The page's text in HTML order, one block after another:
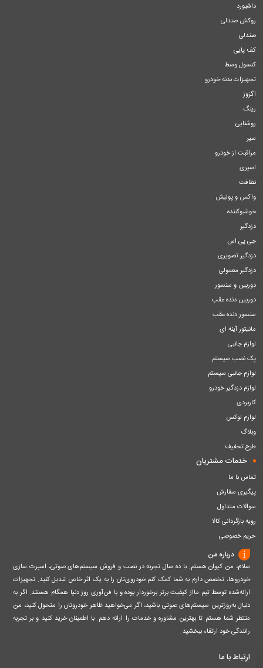
داشبورد
روکش صندلی
صندلی
کف پایی
کنسول وسط
تجهیزات بدنه خودرو
اگزوز
رینگ
روشنایی
سپر
مراقبت از خودرو
اسپری
نظافت
واکس و پولیش
خوشبوکننده
دزدگیر
جی پی اس
دزدگیر تصویری
دزدگیر معمولی
دوربین و سنسور
دوربین دنده عقب
سنسور دنده عقب
مانیتور آینه ای
لوازم جانبی
پک نصب سیستم
لوازم جانبی سیستم
لوازم دزدگیر خودرو
کاربردی
لوازم لوکس
وبلاگ
طرح تخفیف
خدمات مشتریان
تماس با ما
پیگیری سفارش
سوالات متداول
رویه بازگردانی کالا
حریم خصوصی
درباره من
سلام، من کیوان هستم. با ده سال تجربه در نصب و فروش سیستم‌های صوتی، اسپرت سازی
خودروها، تخصص دارم به شما کمک کنم خودروی‌تان را به یک اثر خاص تبدیل کنید. تجهیزات
ارائه‌شده توسط تیم مااز کیفیت برتر برخوردار بوده و با فن‌آوری روز دنیا همگام هستند. اگر به
دنبال به‌روزترین سیستم‌های صوتی باشید، اگر می‌خواهید ظاهر خودروتان را متحول کنید، من
منتظر شما هستم تا بهترین مشاوره و خدمات را ارائه دهم. با اطمینان خرید کنید و بر تجربه
رانندگی خود ارتقاء ببخشید.
ارتباط با ما